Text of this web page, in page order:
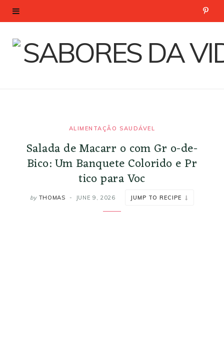
P
ALIMENTAÇÃO SAUDÁVEL
Salada de Macarr o com Gr o-de-
Bico: Um Banquete Colorido e Pr
tico para Voc
by THOMAS JUNE 9, 2026 JUMP TO RECIPE